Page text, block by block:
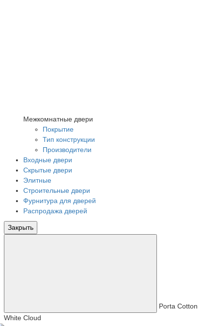
Межкомнатные двери
Покрытие
Тип конструкции
Производители
Входные двери
Скрытые двери
Элитные
Строительные двери
Фурнитура для дверей
Распродажа дверей
Закрыть
Porta Cotton
White Cloud